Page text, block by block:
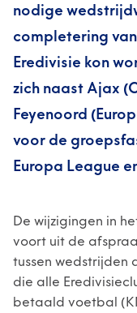
nodige
completering
Eredivisie kon
zich naast Ajax
Feyenoord
voor de
Europa League
De wijzigingen in
voort uit de
tussen wedstrijden
die alle
betaald voetbal